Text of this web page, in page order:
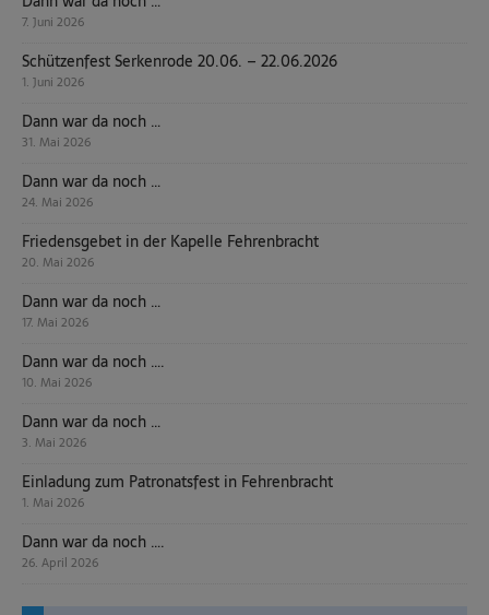
7. Juni 2026
Schützenfest Serkenrode 20.06. – 22.06.2026
1. Juni 2026
Dann war da noch …
31. Mai 2026
Dann war da noch …
24. Mai 2026
Friedensgebet in der Kapelle Fehrenbracht
20. Mai 2026
Dann war da noch …
17. Mai 2026
Dann war da noch ….
10. Mai 2026
Dann war da noch …
3. Mai 2026
Einladung zum Patronatsfest in Fehrenbracht
1. Mai 2026
Dann war da noch ….
26. April 2026